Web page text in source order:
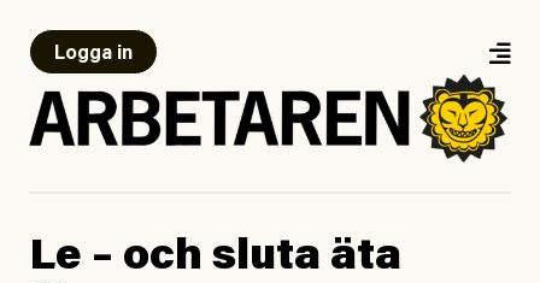
Logga in
Le – och sluta äta